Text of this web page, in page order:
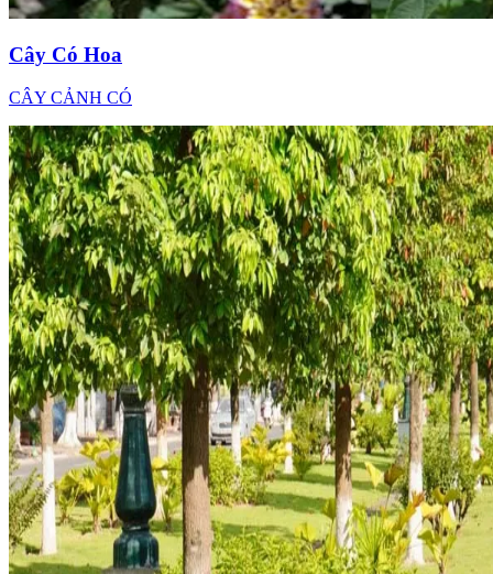
Cây Có Hoa
CÂY CẢNH CÓ